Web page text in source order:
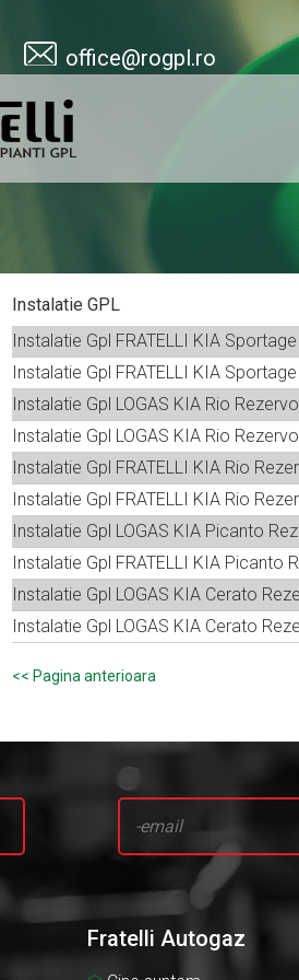
office@rogpl.ro
Instalatie GPL
Instalatie Gpl FRATELLI KIA
Instalatie Gpl FRATELLI KIA
Instalatie Gpl LOGAS KIA Rio
Instalatie Gpl LOGAS KIA Rio
Instalatie Gpl FRATELLI KIA Rio
Instalatie Gpl FRATELLI KIA Rio
Instalatie Gpl LOGAS KIA Picanto
Instalatie Gpl FRATELLI KIA Picanto
Instalatie Gpl LOGAS KIA Cerato
Instalatie Gpl LOGAS KIA Cerato
<
Fratelli Autogaz